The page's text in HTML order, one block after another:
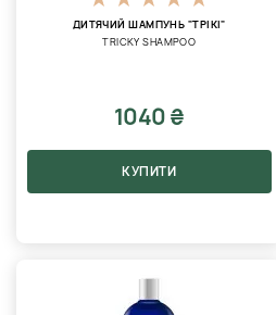
ДИТЯЧИЙ ШАМПУНЬ "ТРІКІ"
TRICKY SHAMPOO
1040 ₴
КУПИТИ